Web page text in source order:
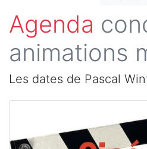
Agenda
animations
Les dates de Pascal